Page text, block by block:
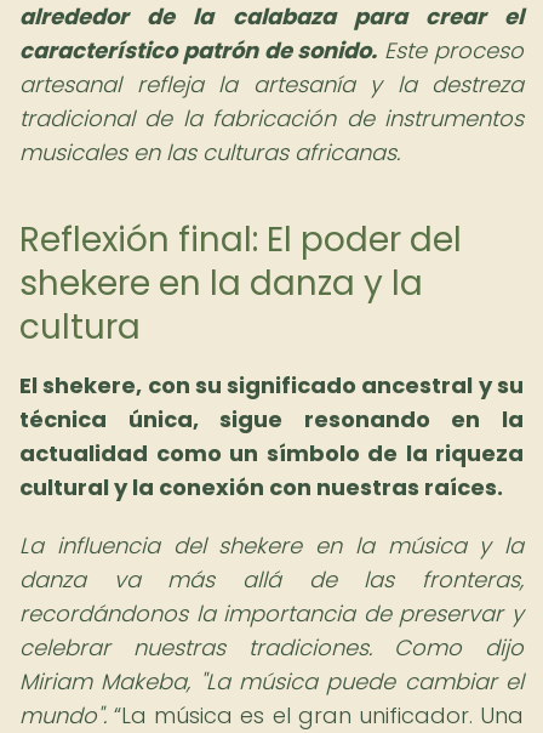
alrededor de la calabaza para crear el
característico patrón de sonido. Este proceso
artesanal refleja la artesanía y la destreza
tradicional de la fabricación de instrumentos
musicales en las culturas africanas.
Reflexión final: El poder del
shekere en la danza y la
cultura
El shekere, con su significado ancestral y su
técnica única, sigue resonando en la
actualidad como un símbolo de la riqueza
cultural y la conexión con nuestras raíces.
La influencia del shekere en la música y la
danza va más allá de las fronteras,
recordándonos la importancia de preservar y
celebrar nuestras tradiciones. Como dijo
Miriam Makeba, "La música puede cambiar el
mundo". La música es el gran unificador. Una